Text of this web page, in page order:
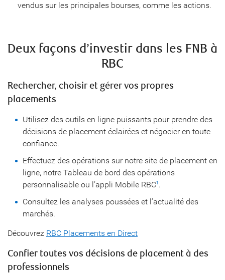
vendus sur les principales bourses, comme les actions.
Deux façons d’investir dans les FNB à
RBC
Rechercher, choisir et gérer vos propres
placements
Utilisez des outils en ligne puissants pour prendre des
décisions de placement éclairées et négocier en toute
confiance.
Effectuez des opérations sur notre site de placement en
ligne, notre Tableau de bord des opérations
personnalisable ou l’appli Mobile RBC1 .
Consultez les analyses poussées et l’actualité des
marchés.
Découvrez RBC Placements en Direct
Confier toutes vos décisions de placement à des
professionnels